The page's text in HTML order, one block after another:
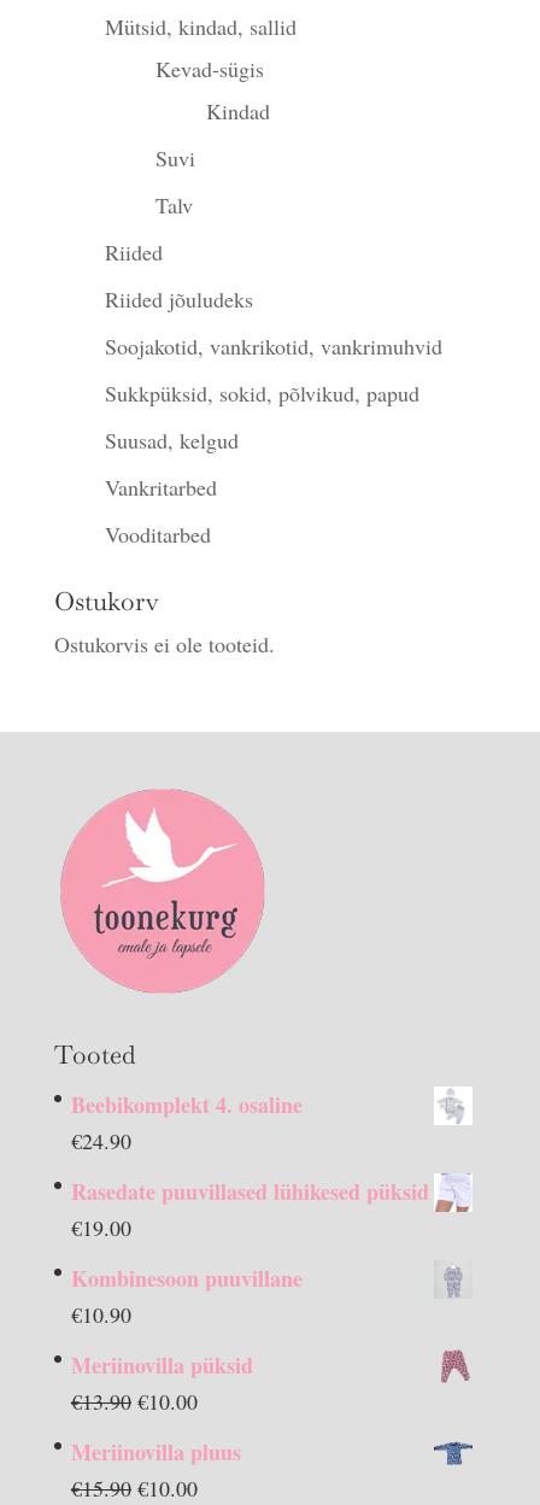
Mütsid, kindad, sallid
Kevad-sügis
Kindad
Suvi
Talv
Riided
Riided jõuludeks
Soojakotid, vankrikotid, vankrimuhvid
Sukkpüksid, sokid, põlvikud, papud
Suusad, kelgud
Vankritarbed
Vooditarbed
Ostukorv
Ostukorvis ei ole tooteid.
Tooted
Beebikomplekt 4. osaline
€24.90
Rasedate puuvillased lühikesed püksid
€19.00
Kombinesoon puuvillane
€10.90
Meriinovilla püksid
€13.90 Algne
€10.00Praegune
on:
Meriinovilla pluus
€15.90 Algne
€10.00Praegune